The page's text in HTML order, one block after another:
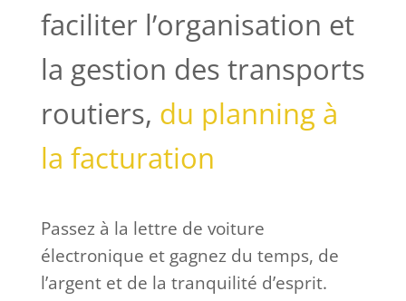
faciliter l’organisation et
la gestion des transports
routiers, du planning à
la facturation
Passez à la lettre de voiture
électronique et gagnez du temps, de
l’argent et de la tranquilité d’esprit.